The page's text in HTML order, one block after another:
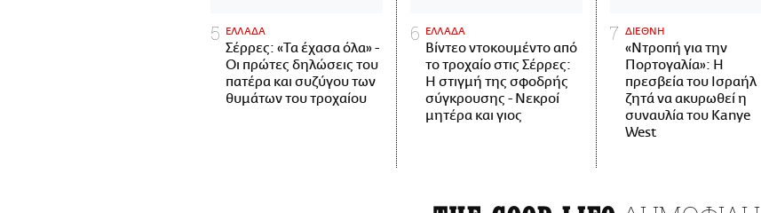
ΕΛΛΑΔΑ
Σέρρες: «Τα έχασα όλα» -
Οι πρώτες δηλώσεις του
πατέρα και συζύγου των
θυμάτων του τροχαίου
ΕΛΛΑΔΑ
Βίντεο ντοκουμέντο από
το τροχαίο στις Σέρρες:
Η στιγμή της σφοδρής
σύγκρουσης - Νεκροί
μητέρα και γιος
ΔΙΕΘΝΗ
«Ντροπή για την
Πορτογαλία»: Η
πρεσβεία του Ισραήλ
ζητά να ακυρωθεί η
συναυλία του Kanye
West